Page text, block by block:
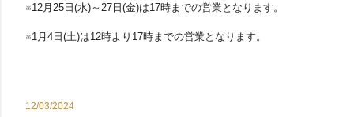
※12月25日(水)～27日(金)は17時までの営業となります。
※1月4日(土)は12時より17時までの営業となります。
12/03/2024